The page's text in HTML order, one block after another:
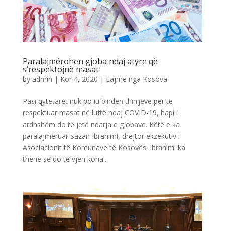
Paralajmërohen gjoba ndaj atyre që
s’respektojnë masat
by admin | Kor 4, 2020 | Lajme nga Kosova
Pasi qytetarët nuk po iu binden thirrjeve për të
respektuar masat në luftë ndaj COVID-19, hapi i
ardhshëm do të jetë ndarja e gjobave. Këtë e ka
paralajmëruar Sazan Ibrahimi, drejtor ekzekutiv i
Asociacionit të Komunave të Kosovës. Ibrahimi ka
thënë se do të vjen koha...